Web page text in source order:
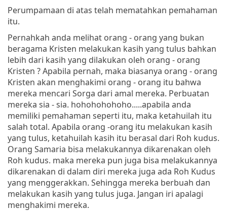
Perumpamaan di atas telah mematahkan pemahaman
itu.
Pernahkah anda melihat orang - orang yang bukan
beragama Kristen melakukan kasih yang tulus bahkan
lebih dari kasih yang dilakukan oleh orang - orang
Kristen ? Apabila pernah, maka biasanya orang - orang
Kristen akan menghakimi orang - orang itu bahwa
mereka mencari Sorga dari amal mereka. Perbuatan
mereka sia - sia. hohohohohoho.....apabila anda
memiliki pemahaman seperti itu, maka ketahuilah itu
salah total. Apabila orang -orang itu melakukan kasih
yang tulus, ketahuilah kasih itu berasal dari Roh kudus.
Orang Samaria bisa melakukannya dikarenakan oleh
Roh kudus. maka mereka pun juga bisa melakukannya
dikarenakan di dalam diri mereka juga ada Roh Kudus
yang menggerakkan. Sehingga mereka berbuah dan
melakukan kasih yang tulus juga. Jangan iri apalagi
menghakimi mereka.